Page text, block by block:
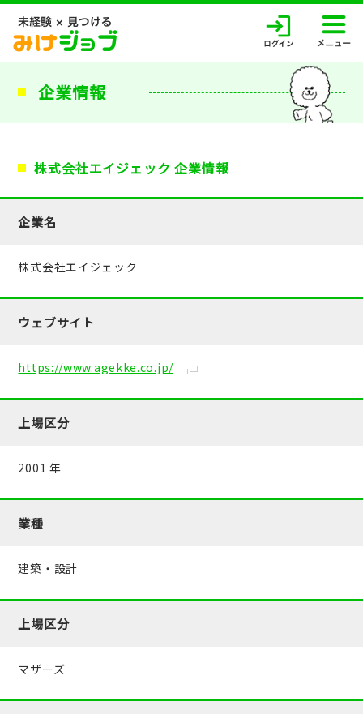
企業情報
株式会社エイジェック 企業情報
企業名
株式会社エイジェック
ウェブサイト
https://www.agekke.co.jp/
上場区分
2001 年
業種
建築・設計
上場区分
マザーズ